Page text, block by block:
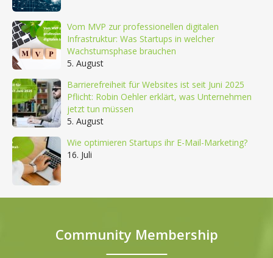
Vom MVP zur professionellen digitalen
Infrastruktur: Was Startups in welcher
Wachstumsphase brauchen
5. August
Barrierefreiheit für Websites ist seit Juni 2025
Pflicht: Robin Oehler erklärt, was Unternehmen
jetzt tun müssen
5. August
Wie optimieren Startups ihr E-Mail-Marketing?
16. Juli
Community Membership